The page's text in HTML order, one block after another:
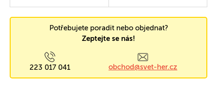
Potřebujete poradit nebo objednat?
Zeptejte se nás!
223 017 041 obchod@svet-her.cz